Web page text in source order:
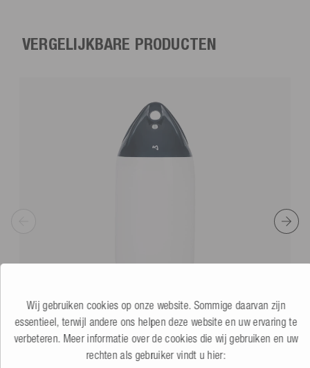
VERGELIJKBARE PRODUCTEN
Wij gebruiken cookies op onze website. Sommige daarvan zijn
essentieel, terwijl andere ons helpen deze website en uw ervaring te
verbeteren. Meer informatie over de cookies die wij gebruiken en uw
rechten als gebruiker vindt u hier: